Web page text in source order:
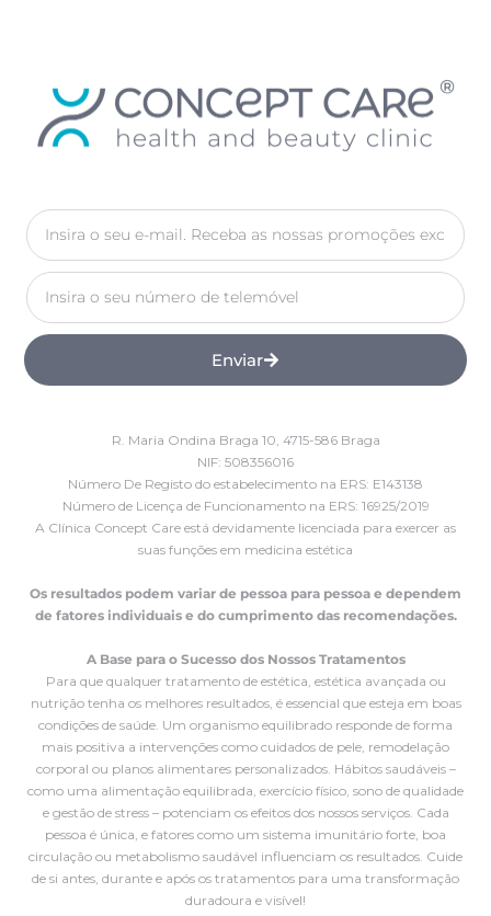
Enviar
R. Maria Ondina Braga 10, 4715-586 Braga
NIF: 508356016
Número De Registo do estabelecimento na ERS: E143138
Número de Licença de Funcionamento na ERS: 16925/2019
A Clínica Concept Care está devidamente licenciada para exercer as
suas funções em medicina estética
Os resultados podem variar de pessoa para pessoa e dependem
de fatores individuais e do cumprimento das recomendações.
A Base para o Sucesso dos Nossos Tratamentos
Para que qualquer tratamento de estética, estética avançada ou
nutrição tenha os melhores resultados, é essencial que esteja em boas
condições de saúde. Um organismo equilibrado responde de forma
mais positiva a intervenções como cuidados de pele, remodelação
corporal ou planos alimentares personalizados. Hábitos saudáveis –
como uma alimentação equilibrada, exercício físico, sono de qualidade
e gestão de stress – potenciam os efeitos dos nossos serviços. Cada
pessoa é única, e fatores como um sistema imunitário forte, boa
circulação ou metabolismo saudável influenciam os resultados. Cuide
de si antes, durante e após os tratamentos para uma transformação
duradoura e visível!